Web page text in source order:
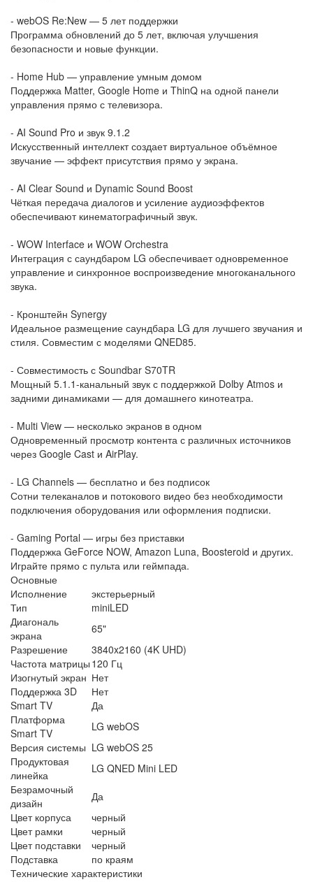
- webOS Re:New — 5 лет поддержки
Программа обновлений до 5 лет, включая улучшения
безопасности и новые функции.
- Home Hub — управление умным домом
Поддержка Matter, Google Home и ThinQ на одной панели
управления прямо с телевизора.
- AI Sound Pro и звук 9.1.2
Искусственный интеллект создает виртуальное объёмное
звучание — эффект присутствия прямо у экрана.
- AI Clear Sound и Dynamic Sound Boost
Чёткая передача диалогов и усиление аудиоэффектов
обеспечивают кинематографичный звук.
- WOW Interface и WOW Orchestra
Интеграция с саундбаром LG обеспечивает одновременное
управление и синхронное воспроизведение многоканального
звука.
- Кронштейн Synergy
Идеальное размещение саундбара LG для лучшего звучания и
стиля. Совместим с моделями QNED85.
- Совместимость с Soundbar S70TR
Мощный 5.1.1-канальный звук с поддержкой Dolby Atmos и
задними динамиками — для домашнего кинотеатра.
- Multi View — несколько экранов в одном
Одновременный просмотр контента с различных источников
через Google Cast и AirPlay.
- LG Channels — бесплатно и без подписок
Сотни телеканалов и потокового видео без необходимости
подключения оборудования или оформления подписки.
- Gaming Portal — игры без приставки
Поддержка GeForce NOW, Amazon Luna, Boosteroid и других.
Играйте прямо с пульта или геймпада.
Основные
Исполнение
экстерьерный
Тип
miniLED
Диагональ
экрана
65"
Разрешение
3840x2160 (4K UHD)
Частота матрицы 120 Гц
Изогнутый экран Нет
Поддержка 3D
Нет
Smart TV
Да
Платформа
Smart TV
LG webOS
Версия системы LG webOS 25
Продуктовая
линейка
LG QNED Mini LED
Безрамочный
дизайн
Да
Цвет корпуса
черный
Цвет рамки
черный
Цвет подставки
черный
Подставка
по краям
Технические характеристики